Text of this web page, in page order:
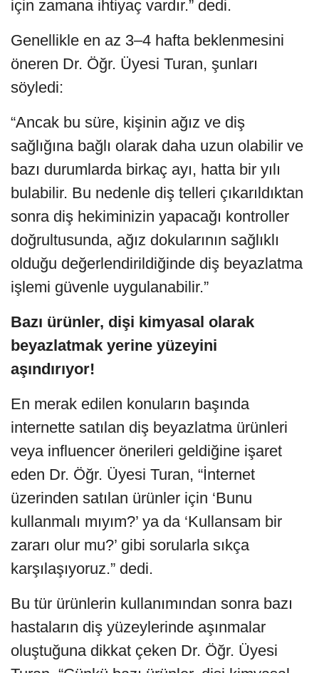
için zamana ihtiyaç vardır.” dedi.
Genellikle en az 3–4 hafta beklenmesini
öneren Dr. Öğr. Üyesi Turan, şunları
söyledi:
“Ancak bu süre, kişinin ağız ve diş
sağlığına bağlı olarak daha uzun olabilir ve
bazı durumlarda birkaç ayı, hatta bir yılı
bulabilir. Bu nedenle diş telleri çıkarıldıktan
sonra diş hekiminizin yapacağı kontroller
doğrultusunda, ağız dokularının sağlıklı
olduğu değerlendirildiğinde diş beyazlatma
işlemi güvenle uygulanabilir.”
Bazı ürünler, dişi kimyasal olarak
beyazlatmak yerine yüzeyini
aşındırıyor!
En merak edilen konuların başında
internette satılan diş beyazlatma ürünleri
veya influencer önerileri geldiğine işaret
eden Dr. Öğr. Üyesi Turan, “İnternet
üzerinden satılan ürünler için ‘Bunu
kullanmalı mıyım?’ ya da ‘Kullansam bir
zararı olur mu?’ gibi sorularla sıkça
karşılaşıyoruz.” dedi.
Bu tür ürünlerin kullanımından sonra bazı
hastaların diş yüzeylerinde aşınmalar
oluştuğuna dikkat çeken Dr. Öğr. Üyesi